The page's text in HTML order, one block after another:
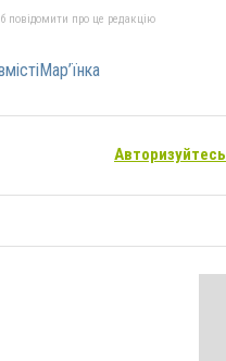
повідомити про це редакцію
Авторизуйтесь